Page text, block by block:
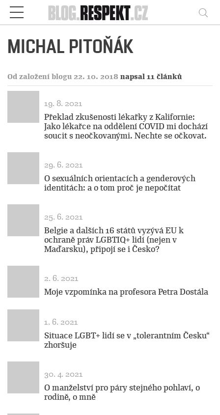
Respekt
MICHAL PITOŇÁK
Od založení blogu 22. 10. 2018 napsal 11 článků
19. 8. 2021
Překlad zkušenosti lékařky z Kalifornie:
Jako lékařce na oddělení COVID mi dochází
soucit s neočkovanými. Nechte se očkovat.
29. 6. 2021
O sexuálních orientacích a genderových
identitách: a o tom proč je nepočítat
25. 6. 2021
Belgie a dalších 16 států vyzývá EU k
ochraně práv LGBTIQ+ lidí (nejen v
Maďarsku), připojí se i Česko?
2. 6. 2021
Moje vzpomínka na profesora Petra Dostála
1. 6. 2021
Situace LGBT+ lidí se v „tolerantním Česku“
zhoršuje
30. 4. 2021
O manželství pro páry stejného pohlaví, o
rodině, o mně